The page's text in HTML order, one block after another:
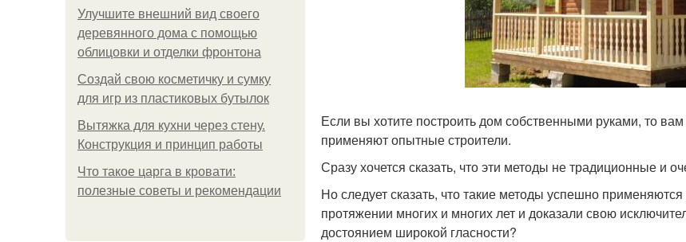
Улучшите внешний вид своего
деревянного дома с помощью
облицовки и отделки фронтона
Создай свою косметичку и сумку
для игр из пластиковых бутылок
Вытяжка для кухни через стену.
Конструкция и принцип работы
Что такое царга в кровати:
полезные советы и рекомендации
Если вы хотите построить дом собственными руками, то
применяют опытные строители.
Сразу хочется сказать, что эти методы не традиционные и
Но следует сказать, что такие методы успешно
протяжении многих и многих лет и доказали свою
достоянием широкой гласности?